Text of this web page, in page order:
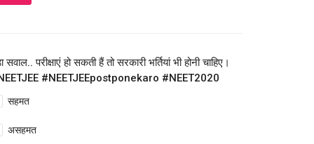
सवाल.. परीक्षाएं हो सकती हैं तो सरकारी भर्तियां भी होनी चाहिए।
#NEETJEEpostponekaro #NEET2020
सहमत
असहमत